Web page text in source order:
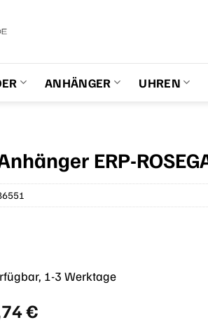
ANHÄNGER UHREN
ERP-
€Aktueller
1-3 Werktage